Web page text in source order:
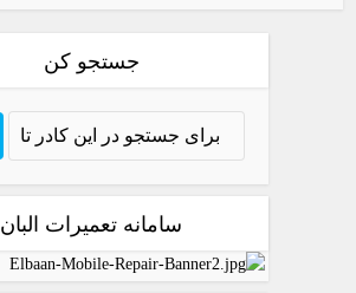
جستجو کن
سامانه تعمیرات البان